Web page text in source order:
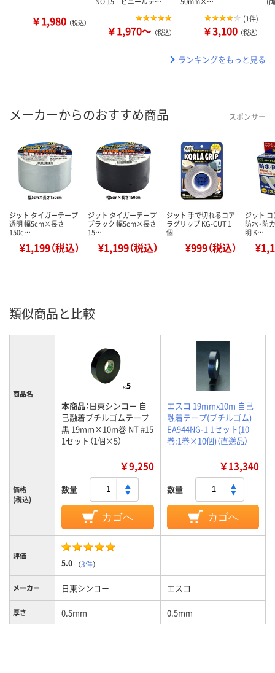
￥1,980 （税込）
￥1,970～ （税込）
(1件)
￥3,100 （税込）
ランキングをもっと見る
メーカーからのおすすめ商品 スポンサー
ジット タイガーテープ
透明 幅5cm×長さ
150c…
¥1,199（税込）
ジット タイガーテープ
ブラック 幅5cm×長さ
15…
¥1,199（税込）
ジット 手で切れるコア
ラグリップ KG-CUT 1
個
¥999（税込）
ジット
防水・防
明 K…
類似商品と比較
商品名
本商品：日東シンコー 自
己融着ブチルゴムテープ
黒 19mm×10m巻 NT #15
1セット（1個×5）
エスコ 19mmx10m 自己
融着テープ(ブチルゴム)
EA944NG-1 1セット(10
巻:1巻×10個)（直送品）
価格
(税込)
￥9,250
数量
カゴへ
￥13,340
数量
カゴへ
評価
5.0 （3件）
メーカー 日東シンコー エスコ
厚さ 0.5mm 0.5mm